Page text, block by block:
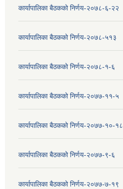
कार्यापालिका बैठकको निर्णय-२०७८-६-२२
कार्यापालिका बैठकको निर्णय-२०७८-५१३
कार्यापालिका बैठकको निर्णय-२०७८-१-६
कार्यापालिका बैठकको निर्णय-२०७७-११-५
कार्यापालिका बैठकको निर्णय-२०७७-१०-१८
कार्यापालिका बैठकको निर्णय-२०७७-९-६
कार्यापालिका बैठकको निर्णय-२०७७-७-१९